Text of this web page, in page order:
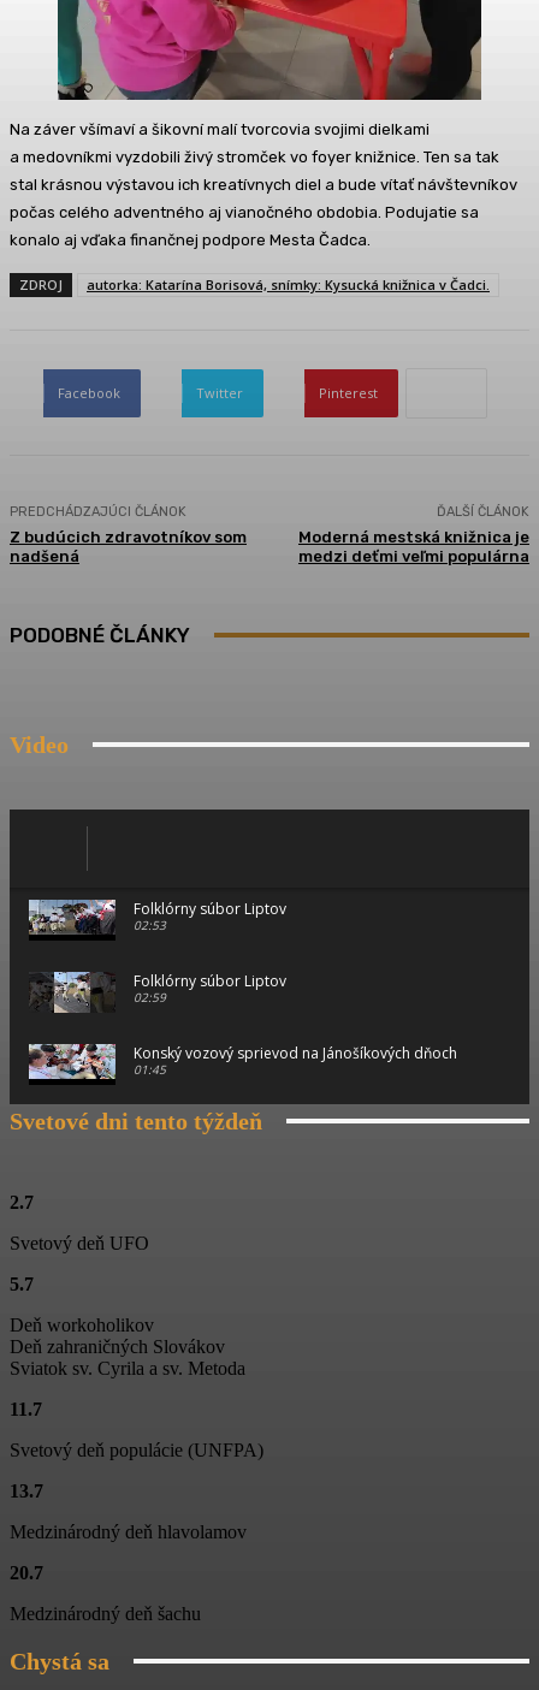
Na záver všímaví a šikovní malí tvorcovia svojimi dielkami
a medovníkmi vyzdobili živý stromček vo foyer knižnice. Ten sa tak
stal krásnou výstavou ich kreatívnych diel a bude vítať návštevníkov
počas celého adventného aj vianočného obdobia. Podujatie sa
konalo aj vďaka finančnej podpore Mesta Čadca.
ZDROJ autorka: Katarína Borisová, snímky: Kysucká knižnica v Čadci.
Facebook Twitter Pinterest
PREDCHÁDZAJÚCI ČLÁNOK
Z budúcich zdravotníkov som
nadšená
ĎALŠÍ ČLÁNOK
Moderná mestská knižnica je
medzi deťmi veľmi populárna
PODOBNÉ ČLÁNKY
Video
Folklórny súbor Liptov
02:53
Folklórny súbor Liptov
02:59
Konský vozový sprievod na Jánošíkových dňoch
01:45
Konský vozový sprievod na Jánošíkových dňoch
Jánošíkove dni
01:06
Svetové dni tento týždeň
2.7
Svetový deň UFO
5.7
Deň workoholikov
Deň zahraničných Slovákov
Sviatok sv. Cyrila a sv. Metoda
11.7
Svetový deň populácie (UNFPA)
13.7
Medzinárodný deň hlavolamov
20.7
Medzinárodný deň šachu
Chystá sa